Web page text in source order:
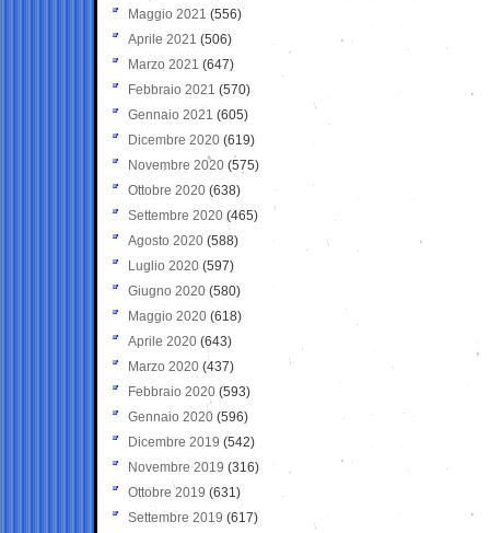
Maggio 2021 (556)
Aprile 2021 (506)
Marzo 2021 (647)
Febbraio 2021 (570)
Gennaio 2021 (605)
Dicembre 2020 (619)
Novembre 2020 (575)
Ottobre 2020 (638)
Settembre 2020(465)
Agosto 2020 (588)
Luglio 2020 (597)
Giugno 2020 (580)
Maggio 2020 (618)
Aprile 2020 (643)
Marzo 2020 (437)
Febbraio 2020 (593)
Gennaio 2020 (596)
Dicembre 2019 (542)
Novembre 2019 (316)
Ottobre 2019 (631)
Settembre 2019 (617)